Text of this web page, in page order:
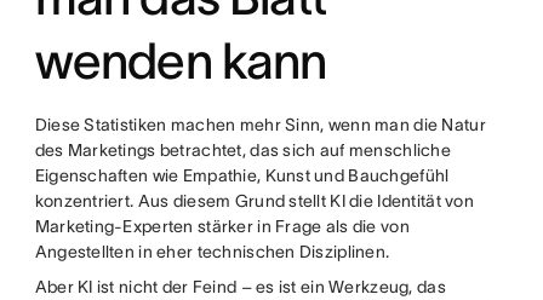
wenden kann
Diese Statistiken machen mehr Sinn, wenn man die Natur
des Marketings betrachtet, das sich auf menschliche
Eigenschaften wie Empathie, Kunst und Bauchgefühl
konzentriert. Aus diesem Grund stellt KI die Identität von
Marketing-Experten stärker in Frage als die von
Angestellten in eher technischen Disziplinen.
Aber KI ist nicht der Feind – es ist ein Werkzeug, das